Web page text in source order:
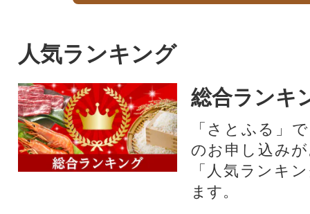
人気ランキング
総合ランキ
「さとふる」
のお申し込み
「人気ランキ
ます。